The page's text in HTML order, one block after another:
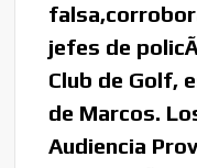
jefes de
Club de Golf,
de Marcos.
Audiencia